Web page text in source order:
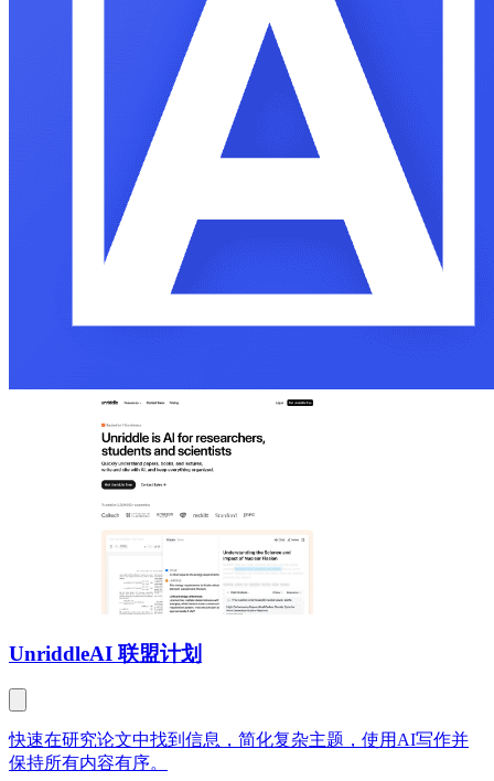
UnriddleAI 联盟计划
快速在研究论文中找到信息，简化复杂主题，使用AI写作并
保持所有内容有序。